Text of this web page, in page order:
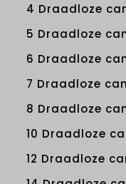
4 Draadloze
5 Draadloze
6 Draadloze
7 Draadloze
8 Draadloze
10 Draadloze
12 Draadloze